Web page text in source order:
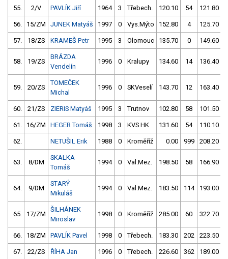
55. 2/V PAVLÍK Jiří 1964 3 Třebech. 120.10 54 121.80
56. 15/ZM JUNEK Matyáš 1997 0 Vys.Mýto 152.80 4 125.70
57. 18/ZS KRAMEŠ Petr 1995 3 Olomouc 135.70 0 149.60
58. 19/ZS
BRÁZDA
Vendelín
1996 0 Kralupy 134.60 14 136.40
59. 20/ZS
TOMEČEK
Michal
1996 0 SKVeselí 143.70 12 163.40
60. 21/ZS ZIERIS Matyáš 1995 3 Trutnov 102.80 58 101.50
61. 16/ZM HEGER Tomáš 1998 3 KVS HK 131.60 54 110.10
62. NETUŠIL Erik 1988 0 Kroměříž 0.00 999 208.20
63. 8/DM
SKALKA
Tomáš
1994 0 Val.Mez. 198.50 58 166.90
64. 9/DM
STARÝ
Mikuláš
1994 0 Val.Mez. 183.50 114 193.00
65. 17/ZM
ŠILHÁNEK
Miroslav
1998 0 Kroměříž 285.00 60 322.70
66. 18/ZM PAVLÍK Pavel 1998 0 Třebech. 183.30 202 223.50
67. 22/ZS ŘÍHA Jan 1996 0 Třebech. 226.60 362 189.00